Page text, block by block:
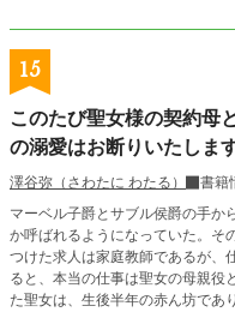
15
このたび聖女様の契約母
の溺愛はお断りいたしま
澤谷弥（さわたに わたる）
書籍
マーベル子爵とサブル侯爵の手か
か呼ばれるようになっていた。そ
つけた求人は家庭教師であるが、
ると、本当の仕事は聖女の母親役
た聖女は、生後半年の赤ん坊であ